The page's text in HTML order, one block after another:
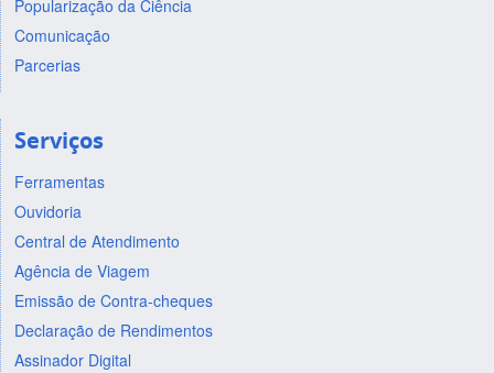
Popularização da Ciência
Comunicação
Parcerias
Serviços
Ferramentas
Ouvidoria
Central de Atendimento
Agência de Viagem
Emissão de Contra-cheques
Declaração de Rendimentos
Assinador Digital